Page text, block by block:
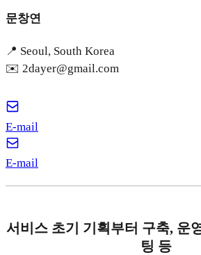
문창연
📍 Seoul, South Korea
✉️ 2dayer@gmail.com
E-mail
E-mail
서비스 초기 기획부터 구축, 운
팅 등